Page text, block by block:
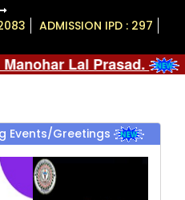
ADMISSION IPD : 297
Lal Prasad.
Events/Greetings